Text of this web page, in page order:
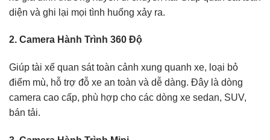
diện và ghi lại mọi tình huống xảy ra.
2. Camera Hành Trình 360 Độ
Giúp tài xế quan sát toàn cảnh xung quanh xe, loại bỏ
điểm mù, hỗ trợ đỗ xe an toàn và dễ dàng. Đây là dòng
camera cao cấp, phù hợp cho các dòng xe sedan, SUV,
bán tải.